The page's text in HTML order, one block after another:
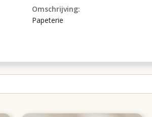
Omschrijving:
Papeterie